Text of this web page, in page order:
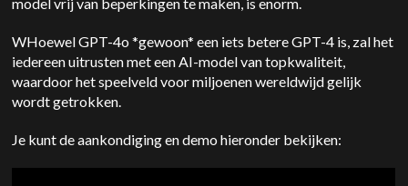
WHoewel GPT-4o *gewoon* een iets betere GPT-4 is, zal het
iedereen uitrusten met een AI-model van topkwaliteit,
waardoor het speelveld voor miljoenen wereldwijd gelijk
wordt getrokken.
Je kunt de aankondiging en demo hieronder bekijken: